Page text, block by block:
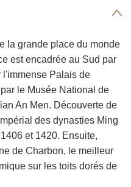
la grande place du monde
est encadrée au Sud par
l'immense Palais de
le Musée National de
An Men. Découverte de
des dynasties Ming
et 1420. Ensuite,
de Charbon, le meilleur
sur les toits dorés de